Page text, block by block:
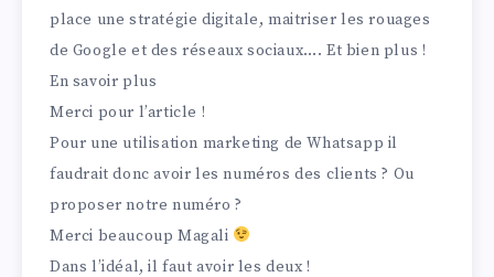
place une stratégie digitale, maitriser les rouages
de Google et des réseaux sociaux…. Et bien plus !
En savoir plus
Merci pour l’article !
Pour une utilisation marketing de Whatsapp il
faudrait donc avoir les numéros des clients ? Ou
proposer notre numéro ?
Merci beaucoup Magali
Dans l’idéal, il faut avoir les deux !